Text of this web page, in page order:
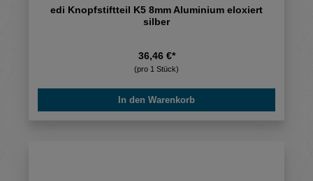
edi Knopfstiftteil K5 8mm Aluminium eloxiert
silber
36,46 €*
(pro 1 Stück)
In den Warenkorb